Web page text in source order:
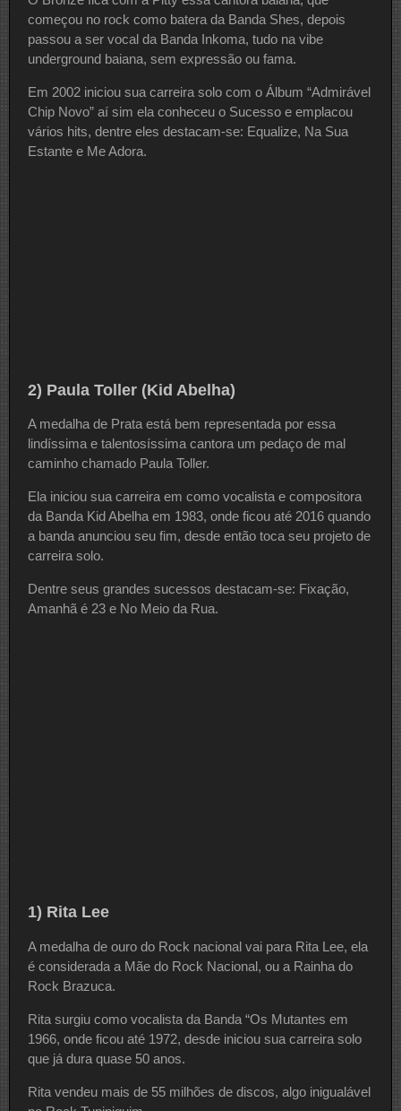
começou no rock como batera da Banda Shes, depois
passou a ser vocal da Banda Inkoma, tudo na vibe
underground baiana, sem expressão ou fama.
Em 2002 iniciou sua carreira solo com o Álbum “Admirável
Chip Novo” aí sim ela conheceu o Sucesso e emplacou
vários hits, dentre eles destacam-se: Equalize, Na Sua
Estante e Me Adora.
2) Paula Toller (Kid Abelha)
A medalha de Prata está bem representada por essa
lindíssima e talentosíssima cantora um pedaço de mal
caminho chamado Paula Toller.
Ela iniciou sua carreira em como vocalista e compositora
da Banda Kid Abelha em 1983, onde ficou até 2016 quando
a banda anunciou seu fim, desde então toca seu projeto de
carreira solo.
Dentre seus grandes sucessos destacam-se: Fixação,
Amanhã é 23 e No Meio da Rua.
1) Rita Lee
A medalha de ouro do Rock nacional vai para Rita Lee, ela
é considerada a Mãe do Rock Nacional, ou a Rainha do
Rock Brazuca.
Rita surgiu como vocalista da Banda “Os Mutantes em
1966, onde ficou até 1972, desde iniciou sua carreira solo
que já dura quase 50 anos.
Rita vendeu mais de 55 milhões de discos, algo inigualável